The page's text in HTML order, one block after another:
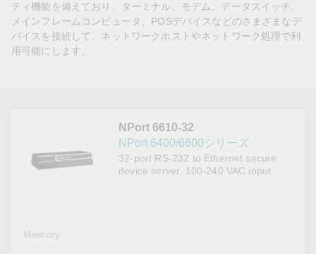
Moxa
ティ機能を備えており、ターミナル、モデム、データスイッチ、
メインフレームコンピュータ、POSデバイスなどのさまざまなデ
バイスを接続して、ネットワークホストやネットワーク処理で利
用可能にします。
NPort 6610-32
NPort 6400/6600シリーズ
32-port RS-232 to Ethernet secure
device server, 100-240 VAC input
Memory